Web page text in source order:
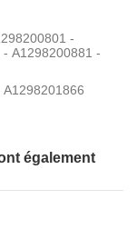
-
A1298200881 -
également